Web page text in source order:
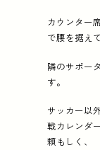
カウンター
で腰を据え
隣のサポー
す。
サッカー以
戦カレンダ
頼もしく、